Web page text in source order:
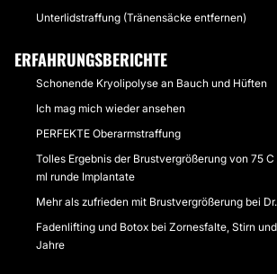
Unterlidstraffung (Tränensäcke entfernen)
ERFAHRUNGSBERICHTE
Schonende Kryolipolyse an Bauch und Hüften
Ich mag mich wieder ansehen
PERFEKTE Oberarmstraffung
Tolles Ergebnis der Brustvergrößerung von 75
ml runde Implantate
Mehr als zufrieden mit Brustvergrößerung bei
Fadenlifting und Botox bei Zornesfalte, Stirn
Jahre